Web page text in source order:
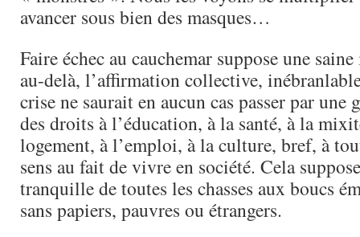
avancer sous bien des masques…
Faire échec au cauchemar suppose une
au-delà, l’affirmation collective,
crise ne saurait en aucun cas passer par une
des droits à l’éducation, à la santé, à la
logement, à l’emploi, à la culture, bref, à
sens au fait de vivre en société. Cela
tranquille de toutes les chasses aux boucs
sans papiers, pauvres ou étrangers.